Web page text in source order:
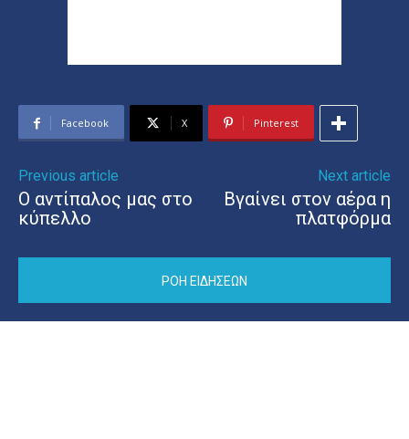
Facebook X Pinterest
Previous article
Ο αντίπαλος μας στο
κύπελλο
Next article
Βγαίνει στον αέρα η
πλατφόρμα
ΡΟΗ ΕΙΔΗΣΕΩΝ